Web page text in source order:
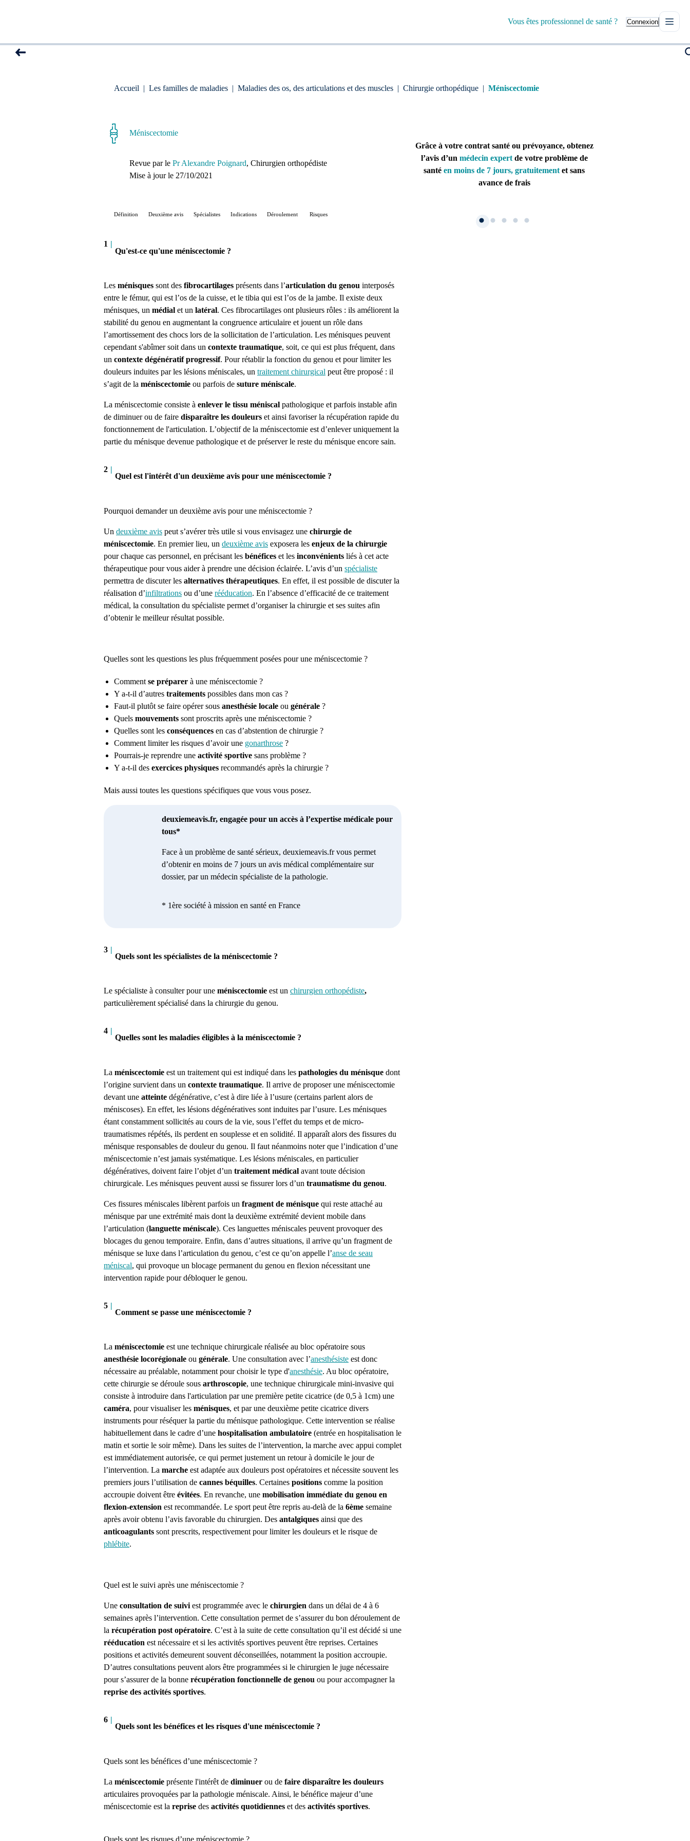
Vous êtes professionnel de santé ? Connexion
Accueil | Les familles de maladies | Maladies des os, des articulations et des muscles | Chirurgie orthopédique | Méniscectomie
Méniscectomie
Revue par le Pr Alexandre Poignard, Chirurgien orthopédiste
Mise à jour le 27/10/2021
Définition Deuxième avis Spécialistes Indications Déroulement Risques
1 |
Qu'est-ce qu'une méniscectomie ?
Les ménisques sont des fibrocartilages présents dans l’articulation du genou interposés
entre le fémur, qui est l’os de la cuisse, et le tibia qui est l’os de la jambe. Il existe deux
ménisques, un médial et un latéral. Ces fibrocartilages ont plusieurs rôles : ils améliorent la
stabilité du genou en augmentant la congruence articulaire et jouent un rôle dans
l’amortissement des chocs lors de la sollicitation de l’articulation. Les ménisques peuvent
cependant s'abîmer soit dans un contexte traumatique, soit, ce qui est plus fréquent, dans
un contexte dégénératif progressif. Pour rétablir la fonction du genou et pour limiter les
douleurs induites par les lésions méniscales, un traitement chirurgical peut être proposé : il
s’agit de la méniscectomie ou parfois de suture méniscale.
La méniscectomie consiste à enlever le tissu méniscal pathologique et parfois instable afin
de diminuer ou de faire disparaître les douleurs et ainsi favoriser la récupération rapide du
fonctionnement de l'articulation. L’objectif de la méniscectomie est d’enlever uniquement la
partie du ménisque devenue pathologique et de préserver le reste du ménisque encore sain.
2 |
Quel est l'intérêt d'un deuxième avis pour une méniscectomie ?
Pourquoi demander un deuxième avis pour une méniscectomie ?
Un deuxième avis peut s’avérer très utile si vous envisagez une chirurgie de
méniscectomie. En premier lieu, un deuxième avis exposera les enjeux de la chirurgie
pour chaque cas personnel, en précisant les bénéfices et les inconvénients liés à cet acte
thérapeutique pour vous aider à prendre une décision éclairée. L’avis d’un spécialiste
permettra de discuter les alternatives thérapeutiques. En effet, il est possible de discuter la
réalisation d’infiltrations ou d’une rééducation. En l’absence d’efficacité de ce traitement
médical, la consultation du spécialiste permet d’organiser la chirurgie et ses suites afin
d’obtenir le meilleur résultat possible.
Quelles sont les questions les plus fréquemment posées pour une méniscectomie ?
Comment se préparer à une méniscectomie ?
Y a-t-il d’autres traitements possibles dans mon cas ?
Faut-il plutôt se faire opérer sous anesthésie locale ou générale ?
Quels mouvements sont proscrits après une méniscectomie ?
Quelles sont les conséquences en cas d’abstention de chirurgie ?
Comment limiter les risques d’avoir une gonarthrose ?
Pourrais-je reprendre une activité sportive sans problème ?
Y a-t-il des exercices physiques recommandés après la chirurgie ?
Mais aussi toutes les questions spécifiques que vous vous posez.
deuxiemeavis.fr, engagée pour un accès à l’expertise médicale pour
tous*
Face à un problème de santé sérieux, deuxiemeavis.fr vous permet
d’obtenir en moins de 7 jours un avis médical complémentaire sur
dossier, par un médecin spécialiste de la pathologie.
* 1ère société à mission en santé en France
3 |
Quels sont les spécialistes de la méniscectomie ?
Le spécialiste à consulter pour une méniscectomie est un chirurgien orthopédiste,
particulièrement spécialisé dans la chirurgie du genou.
4 |
Quelles sont les maladies éligibles à la méniscectomie ?
La méniscectomie est un traitement qui est indiqué dans les pathologies du ménisque dont
l’origine survient dans un contexte traumatique. Il arrive de proposer une méniscectomie
devant une atteinte dégénérative, c’est à dire liée à l’usure (certains parlent alors de
méniscoses). En effet, les lésions dégénératives sont induites par l’usure. Les ménisques
étant constamment sollicités au cours de la vie, sous l’effet du temps et de micro-
traumatismes répétés, ils perdent en souplesse et en solidité. Il apparaît alors des fissures du
ménisque responsables de douleur du genou. Il faut néanmoins noter que l’indication d’une
méniscectomie n’est jamais systématique. Les lésions méniscales, en particulier
dégénératives, doivent faire l’objet d’un traitement médical avant toute décision
chirurgicale. Les ménisques peuvent aussi se fissurer lors d’un traumatisme du genou.
Ces fissures méniscales libèrent parfois un fragment de ménisque qui reste attaché au
ménisque par une extrémité mais dont la deuxième extrémité devient mobile dans
l’articulation (languette méniscale). Ces languettes méniscales peuvent provoquer des
blocages du genou temporaire. Enfin, dans d’autres situations, il arrive qu’un fragment de
ménisque se luxe dans l’articulation du genou, c’est ce qu’on appelle l’anse de seau
méniscal, qui provoque un blocage permanent du genou en flexion nécessitant une
intervention rapide pour débloquer le genou.
5 |
Comment se passe une méniscectomie ?
La méniscectomie est une technique chirurgicale réalisée au bloc opératoire sous
anesthésie locorégionale ou générale. Une consultation avec l’anesthésiste est donc
nécessaire au préalable, notamment pour choisir le type d'anesthésie. Au bloc opératoire,
cette chirurgie se déroule sous arthroscopie, une technique chirurgicale mini-invasive qui
consiste à introduire dans l'articulation par une première petite cicatrice (de 0,5 à 1cm) une
caméra, pour visualiser les ménisques, et par une deuxième petite cicatrice divers
instruments pour réséquer la partie du ménisque pathologique. Cette intervention se réalise
habituellement dans le cadre d’une hospitalisation ambulatoire (entrée en hospitalisation le
matin et sortie le soir même). Dans les suites de l’intervention, la marche avec appui complet
est immédiatement autorisée, ce qui permet justement un retour à domicile le jour de
l’intervention. La marche est adaptée aux douleurs post opératoires et nécessite souvent les
premiers jours l’utilisation de cannes béquilles. Certaines positions comme la position
accroupie doivent être évitées. En revanche, une mobilisation immédiate du genou en
flexion-extension est recommandée. Le sport peut être repris au-delà de la 6ème semaine
après avoir obtenu l’avis favorable du chirurgien. Des antalgiques ainsi que des
anticoagulants sont prescrits, respectivement pour limiter les douleurs et le risque de
phlébite.
Quel est le suivi après une méniscectomie ?
Une consultation de suivi est programmée avec le chirurgien dans un délai de 4 à 6
semaines après l’intervention. Cette consultation permet de s’assurer du bon déroulement de
la récupération post opératoire. C’est à la suite de cette consultation qu’il est décidé si une
rééducation est nécessaire et si les activités sportives peuvent être reprises. Certaines
positions et activités demeurent souvent déconseillées, notamment la position accroupie.
D’autres consultations peuvent alors être programmées si le chirurgien le juge nécessaire
pour s’assurer de la bonne récupération fonctionnelle de genou ou pour accompagner la
reprise des activités sportives.
6 |
Quels sont les bénéfices et les risques d'une méniscectomie ?
Quels sont les bénéfices d’une méniscectomie ?
La méniscectomie présente l'intérêt de diminuer ou de faire disparaître les douleurs
articulaires provoquées par la pathologie méniscale. Ainsi, le bénéfice majeur d’une
méniscectomie est la reprise des activités quotidiennes et des activités sportives.
Quels sont les risques d’une méniscectomie ?
Grâce à votre contrat santé ou prévoyance, obtenez
l’avis d’un médecin expertde votre problème de
santé en moins de 7 jours, gratuitement et sans
avance de frais